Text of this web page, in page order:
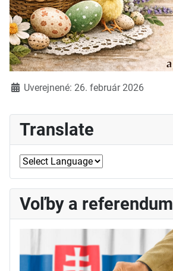
Translate
Voľby a referendum
DetailyUverejnené: 26. február 2026